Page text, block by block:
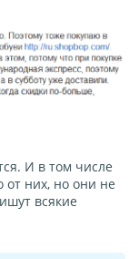
И в том числе
от них, но они не
всякие